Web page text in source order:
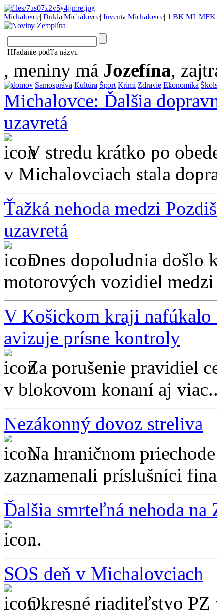
Michalovce| Dukla Michalovce| Iuventa Michalovce| 1 BK MI| MFK
Hľadanie poďľa názvu
, meniny má Jozefína,
Samospráva Kultúra Šport Krimi Zdravie Ekonomika
Michalovce: Ďalšia
uzavretá
V stredu krátko po
v Michalovciach stala
Ťažká nehoda medzi
uzavretá
Dnes dopoludnia došlo
motorových vozidiel
V Košickom kraji
avizuje prísne kontroly
Za porušenie pravidiel
v blokovom konaní aj
Nezákonný dovoz streliva
Na hraničnom
zaznamenali príslušníci
Ďalšia smrteľná nehoda na
...
SOS deň v Michalovciach
Okresné riaditeľstvo